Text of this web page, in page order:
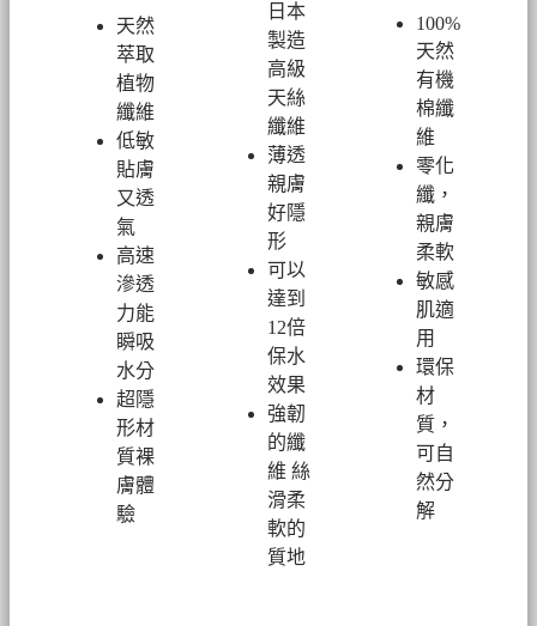
天然
萃取
植物
纖維
低敏
貼膚
又透
氣
高速
滲透
力能
瞬吸
水分
超隱
形材
質裸
膚體
驗
日本
製造
高級
天絲
纖維
薄透
親膚
好隱
形
可以
達到
12倍
保水
效果
強韌
的纖
維 絲
滑柔
軟的
質地
100%
天然
有機
棉纖
維
零化
纖，
親膚
柔軟
敏感
肌適
用
環保
材
質，
可自
然分
解